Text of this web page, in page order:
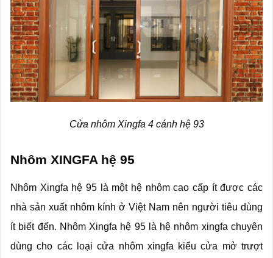
Cửa nhôm Xingfa 4 cánh hệ 93
Nhôm XINGFA hệ 95
Nhôm Xingfa hệ 95 là một hệ nhôm cao cấp ít được các
nhà sản xuất nhôm kính ở Việt Nam nên người tiêu dùng
ít biết đến. Nhôm Xingfa hệ 95 là hệ nhôm xingfa chuyên
dùng cho các loại cửa nhôm xingfa kiểu cửa mở trượt